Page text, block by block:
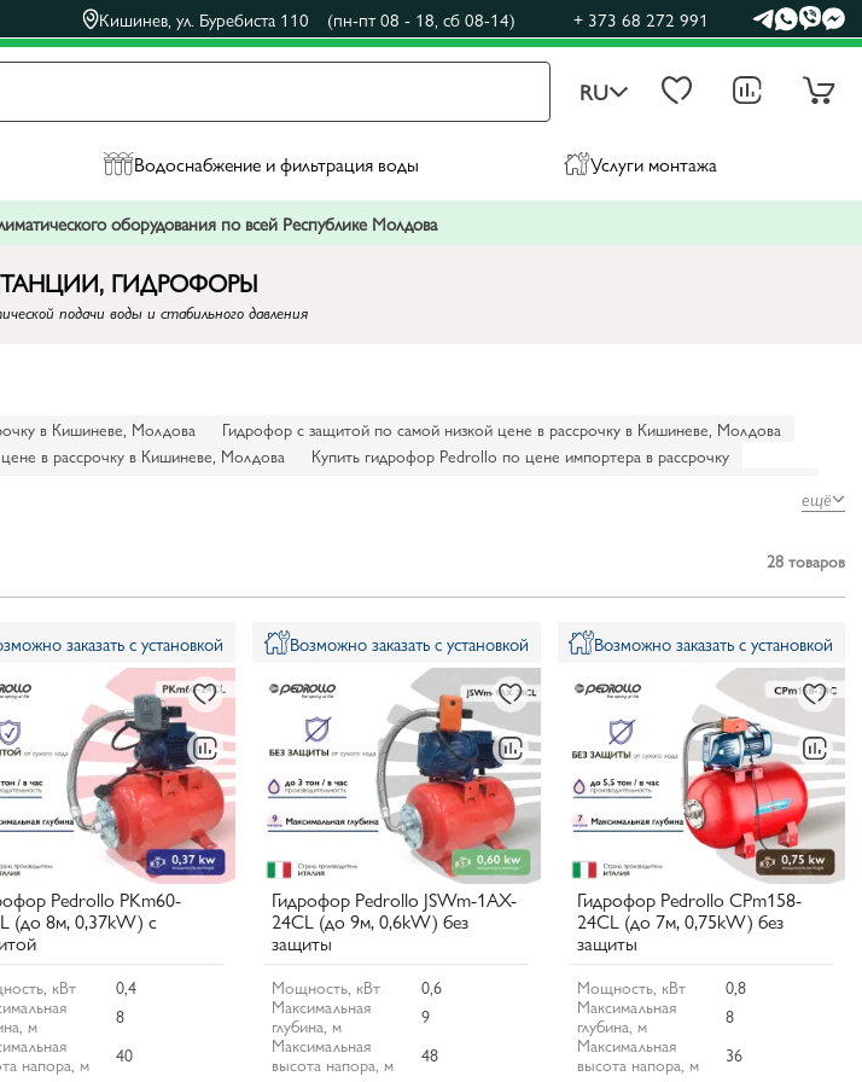
Кишинев, ул. Буребиста 110 (пн-пт 08 - 18, сб 08-14) + 373 68 272 991
RU
Водоснабжение и фильтрация воды Услуги монтажа
оборудования по всей Республике Молдова
ГИДРОФОРЫ
подачи воды и стабильного давления
в Кишиневе, Молдова
Гидрофор с защитой по самой низкой цене в рассрочку в Кишиневе, Молдова
в рассрочку в Кишиневе, Молдова
Купить гидрофор Pedrollo по цене импортера в рассрочку
ещё
28 товаров
заказать с установкой
Pedrollo PKm60-
(до 8м, 0,37kW) с
кВт
0,4
м
8
напора, м
40
Возможно заказать с установкой
Гидрофор Pedrollo JSWm-1AX-
24CL (до 9м, 0,6kW) без
защиты
Мощность, кВт
0,6
Максимальная
глубина, м
9
Максимальная
высота напора, м
48
Возможно заказать с установкой
Гидрофор Pedrollo CPm158-
24CL (до 7м, 0,75kW) без
защиты
Мощность, кВт
0,8
Максимальная
глубина, м
8
Максимальная
высота напора, м
36